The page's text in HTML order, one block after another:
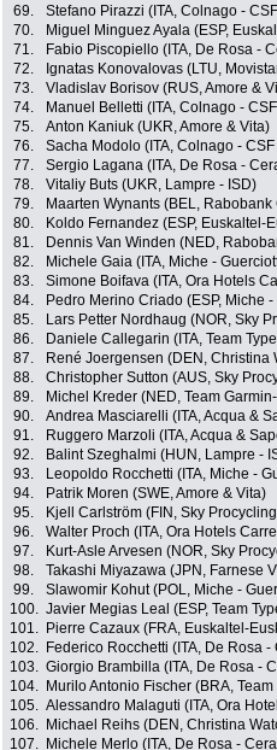
69.
Stefano Pirazzi (ITA, Colnago -
70.
Miguel Minguez Ayala (ESP,
71.
Fabio Piscopiello (ITA, De Rosa -
72.
Ignatas Konovalovas (LTU,
73.
Vladislav Borisov (RUS, Amore &
74.
Manuel Belletti (ITA, Colnago -
75.
Anton Kaniuk (UKR, Amore & Vita)
76.
Sacha Modolo (ITA, Colnago -
77.
Sergio Lagana (ITA, De Rosa -
78.
Vitaliy Buts (UKR, Lampre - ISD)
79.
Maarten Wynants (BEL, Rabobank
80.
Koldo Fernandez (ESP, Euskaltel-
81.
Dennis Van Winden (NED,
82.
Michele Gaia (ITA, Miche -
83.
Simone Boifava (ITA, Ora Hotels
84.
Pedro Merino Criado (ESP, Miche
85.
Lars Petter Nordhaug (NOR, Sky
86.
Daniele Callegarin (ITA, Team
87.
René Joergensen (DEN, Christina
88.
Christopher Sutton (AUS, Sky
89.
Michel Kreder (NED, Team
90.
Andrea Masciarelli (ITA, Acqua &
91.
Ruggero Marzoli (ITA, Acqua &
92.
Balint Szeghalmi (HUN, Lampre -
93.
Leopoldo Rocchetti (ITA, Miche -
94.
Patrik Moren (SWE, Amore & Vita)
95.
Kjell Carlström (FIN, Sky
96.
Walter Proch (ITA, Ora Hotels
97.
Kurt-Asle Arvesen (NOR, Sky
98.
Takashi Miyazawa (JPN, Farnese
99.
Slawomir Kohut (POL, Miche -
100. Javier Megias Leal (ESP, Team
101.
Pierre Cazaux (FRA, Euskaltel-
102.
Federico Rocchetti (ITA, De Rosa
103. Giorgio Brambilla (ITA, De Rosa -
104.
Murilo Antonio Fischer (BRA,
105. Alessandro Malaguti (ITA, Ora
106.
Michael Reihs (DEN, Christina
107.
Michele Merlo (ITA, De Rosa -